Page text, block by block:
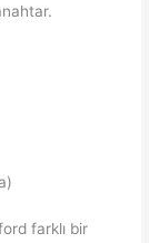
farklı bir